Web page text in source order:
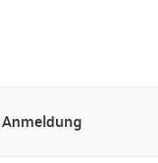
Anmeldung